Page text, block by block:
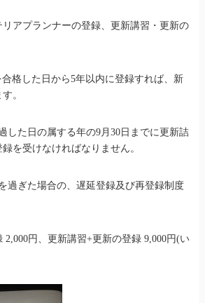
アプランナーの登録、更新講習・更新の
格した日から5年以内に登録すれば、新
。
した日の属する年の9月30日までに更新詰
を受けなければなりません。
過ぎた場合の、遅延登録及び再登録制度
円、更新講習+更新の登録 9,000円(い